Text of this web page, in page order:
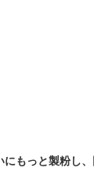
もっと製粉し